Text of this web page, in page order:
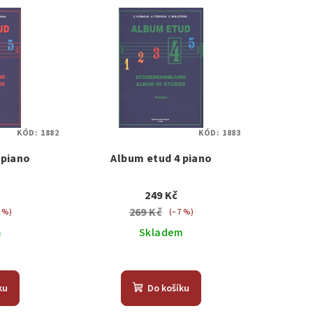
KÓD: 1882
Album etud 4 piano
249 Kč
269 Kč (–7 %)
Skladem
Do košíku
KÓD: 1883